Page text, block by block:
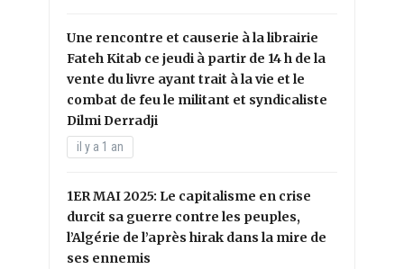
Une rencontre et causerie à la librairie
Fateh Kitab ce jeudi à partir de 14 h de la
vente du livre ayant trait à la vie et le
combat de feu le militant et syndicaliste
Dilmi Derradji
il y a 1 an
1ER MAI 2025: Le capitalisme en crise
durcit sa guerre contre les peuples,
l’Algérie de l’après hirak dans la mire de
ses ennemis